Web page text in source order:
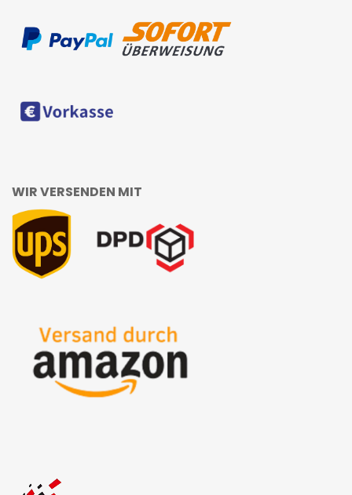
WIR VERSENDEN MIT